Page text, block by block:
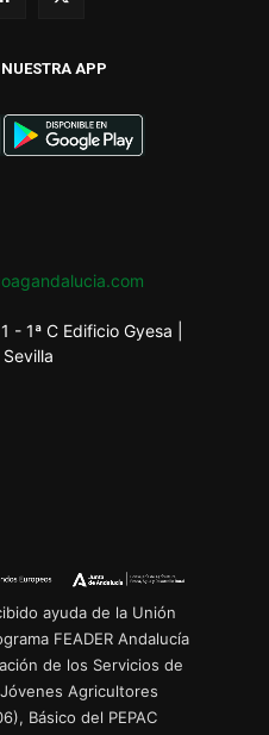
APP
- 1ª C Edificio Gyesa |
ayuda de la Unión
FEADER Andalucía
de los Servicios de
Agricultores
Básico del PEPAC